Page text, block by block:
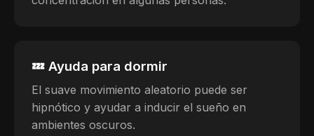
💤 Ayuda para dormir
El suave movimiento aleatorio puede ser
hipnótico y ayudar a inducir el sueño en
ambientes oscuros.